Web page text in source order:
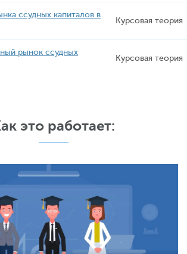
ссудных капиталов в
Курсовая теория
рынок ссудных
Курсовая теория
это работает: